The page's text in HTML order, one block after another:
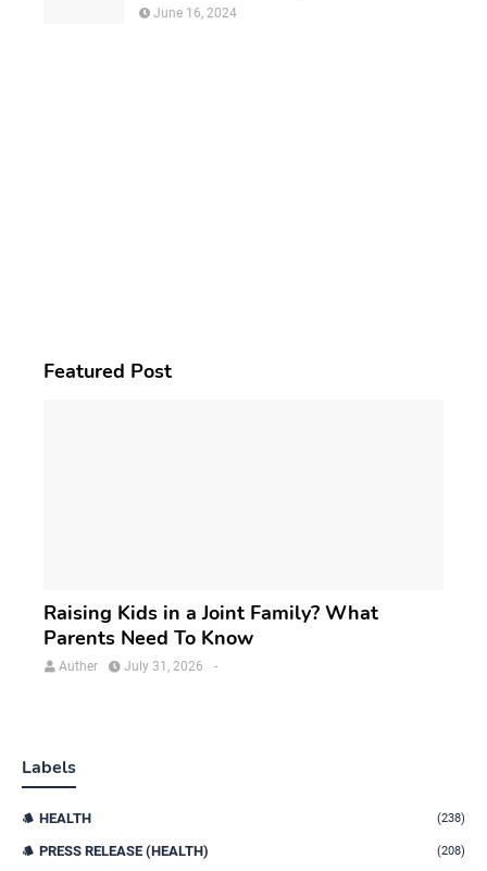
June 16, 2024
Featured Post
Raising Kids in a Joint Family? What
Parents Need To Know
Auther -
July 31, 2026
Labels
HEALTH (238)
PRESS RELEASE (HEALTH) (208)